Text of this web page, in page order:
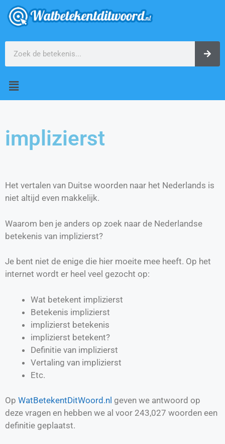
implizierst
Het vertalen van Duitse woorden naar het Nederlands is
niet altijd even makkelijk.
Waarom ben je anders op zoek naar de Nederlandse
betekenis van implizierst?
Je bent niet de enige die hier moeite mee heeft. Op het
internet wordt er heel veel gezocht op:
Wat betekent implizierst
Betekenis implizierst
implizierst betekenis
implizierst betekent?
Definitie van implizierst
Vertaling van implizierst
Etc.
Op WatBetekentDitWoord.nl geven we antwoord op
deze vragen en hebben we al voor 243,027 woorden een
definitie geplaatst.